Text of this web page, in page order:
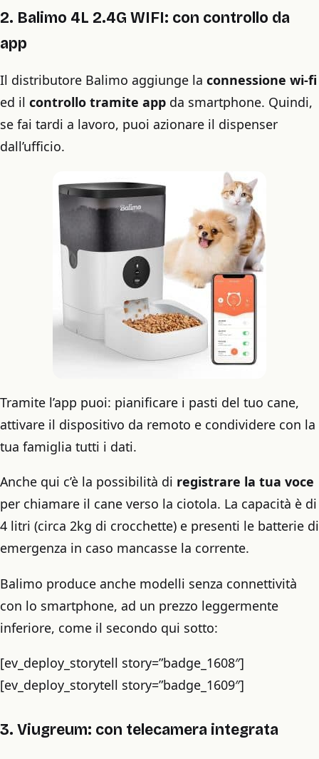
2. Balimo 4L 2.4G WIFI: con controllo da
app
Il distributore Balimo aggiunge la connessione wi-fi
ed il controllo tramite app da smartphone. Quindi,
se fai tardi a lavoro, puoi azionare il dispenser
dall’ufficio.
Tramite l’app puoi: pianificare i pasti del tuo cane,
attivare il dispositivo da remoto e condividere con la
tua famiglia tutti i dati.
Anche qui c’è la possibilità di registrare la tua voce
per chiamare il cane verso la ciotola. La capacità è di
4 litri (circa 2kg di crocchette) e presenti le batterie di
emergenza in caso mancasse la corrente.
Balimo produce anche modelli senza connettività
con lo smartphone, ad un prezzo leggermente
inferiore, come il secondo qui sotto:
[ev_deploy_storytell story=”badge_1608″]
[ev_deploy_storytell story=”badge_1609″]
3. Viugreum: con telecamera integrata